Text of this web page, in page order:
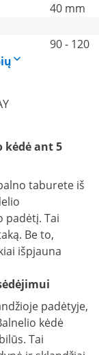
40 mm
90 - 120
kėdė ant 5
taburete iš
padėtį. Tai
Be to,
išpjauna
padėtyje,
kėdė
Tai